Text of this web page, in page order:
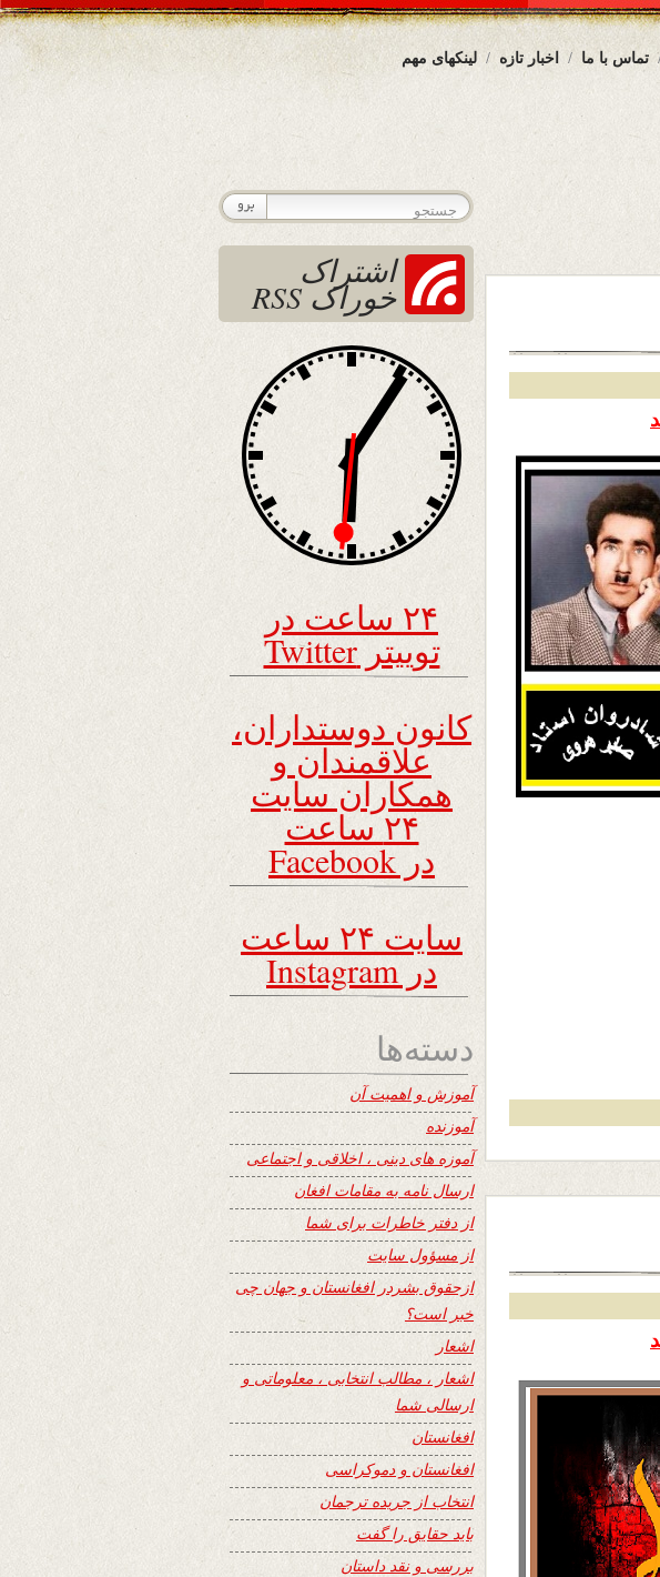
لینکهای مهم اخبار تازه تماس با ما
اشتراک
خوراک RSS
۲۴ ساعت در
توییتر Twitter
کانون دوستداران،
علاقمندان و
همکاران سایت
۲۴ ساعت
در Facebook
سایت ۲۴ ساعت
در Instagram
دسته‌ها
آموزش و اهمیت آن
آموزنده
آموزه های دینی ، اخلاقی و اجتماعی
ارسال نامه به مقامات افغان
از دفتر خاطرات برای شما
از مسؤول سایت
ازحقوق بشردر افغانستان و جهان چی
خبر است؟
اشعار
اشعار ، مطالب انتخابی ، معلوماتی و
ارسالی شما
افغانستان
افغانستان و دموکراسی
انتخاب از جریده ترجمان
باید حقایق را گفت
بررسی و نقد داستان